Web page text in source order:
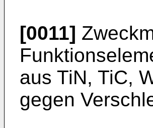
[0011]
aus TiN, TiC,
gegen